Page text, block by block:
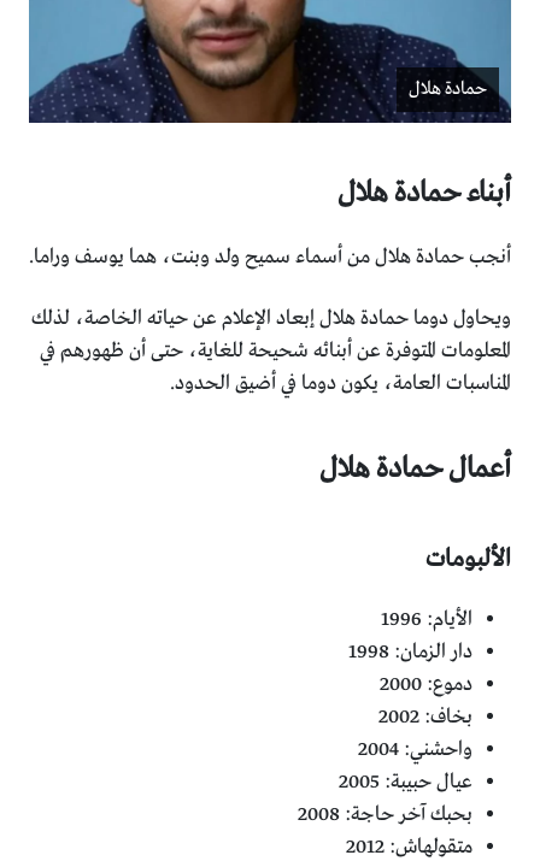
حمادة هلال
أبناء حمادة هلال
أنجب حمادة هلال من أسماء سميح ولد وبنت، هما يوسف وراما.‏
ويحاول دوما حمادة هلال إبعاد الإعلام عن حياته الخاصة، لذلك
‏المعلومات المتوفرة عن أبنائه شحيحة للغاية، حتى أن ظهورهم في
‏المناسبات العامة، يكون دوما في أضيق الحدود.‏
أعمال حمادة هلال
الألبومات
الأيام: 1996‏
دار الزمان: 1998‏
دموع: 2000‏
بخاف: 2002‏
واحشني: 2004‏
عيال حبيبة: 2005‏
بحبك آخر حاجة: 2008‏
متقولهاش: 2012‏